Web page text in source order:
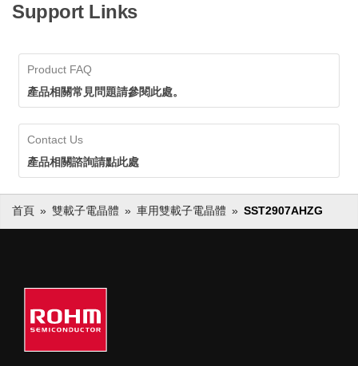
Support Links
Product FAQ
產品相關常見問題請參閱此處。
Contact Us
產品相關諮詢請點此處
首頁 雙載子電晶體 車用雙載子電晶體 SST2907AHZG